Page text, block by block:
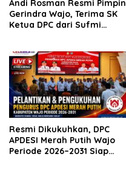
Andi Rosman Resmi Pimpin
Gerindra Wajo, Terima SK
Ketua DPC dari Sufmi
Resmi Dikukuhkan, DPC
APDESI Merah Putih Wajo
Periode 2026–2031 Siap